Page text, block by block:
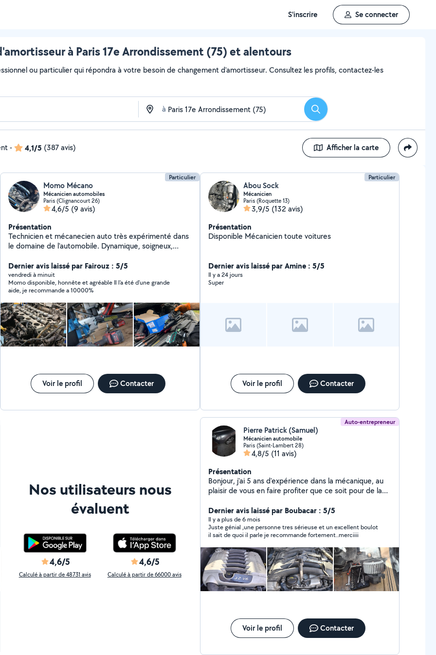
S'inscrire Se connecter
à Paris 17e Arrondissement (75) et alentours
ou particulier qui répondra à votre besoin de changement d'amortisseur. Consultez les profils, contactez-les
à Rechercher
- 4,1/5 (387 avis) Afficher la carte
Particulier
Momo Mécano
Mécanicien automobiles
Paris (Clignancourt 26)
4,6/5 (9 avis)
Présentation
Technicien et mécanecien auto très expérimenté dans
le domaine de l'automobile. Dynamique, soigneux,
problèmes mécaniques et électriques sur place à votre
domicile où sur le lieux de panne. Interventions
mécaniques et électroniques : Embrayage Distribution
Freinage Suspension Demarreur Alternateur
Changement de moteur Joint de culasse Entretien et
vidange Vérification avant achat Système antipollution
(fap, Adblue, Egr) Passage valise et diagnostique Pour
plus de renseignements, n'hésitez pas à me contacter.
Dernier avis laissé par Fairouz : 5/5
vendredi à minuit
Momo disponible, honnête et agréable Il l'a été d'une grande
aide, je recommande a 10000%
Voir le profil Contacter
Particulier
Abou Sock
Mécanicien
Paris (Roquette 13)
3,9/5 (132 avis)
Présentation
Disponible Mécanicien toute voitures
Dernier avis laissé par Amine : 5/5
Il y a 24 jours
Super
Voir le profil Contacter
Nos utilisateurs nous
évaluent
4,6/5
Calculé à partir de 48731 avis
4,6/5
Calculé à partir de 66000 avis
Auto-entrepreneur
Pierre Patrick (Samuel)
Mécanicien automobile
Paris (Saint-Lambert 28)
4,8/5 (11 avis)
Présentation
Bonjour, j'ai 5 ans d'expérience dans la mécanique, au
plaisir de vous en faire profiter que ce soit pour de la
Dernier avis laissé par Boubacar : 5/5
Il y a plus de 6 mois
Juste génial ,une personne tres sérieuse et un excellent boulot
il sait de quoi il parle je recommande fortement..merciiii
Voir le profil Contacter